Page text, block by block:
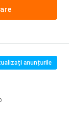
anunțurile